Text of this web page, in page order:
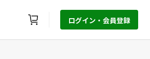
ログイン・会員登録